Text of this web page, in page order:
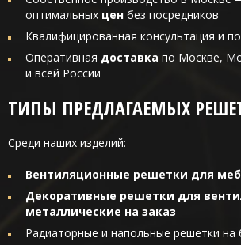
оптимальных цен без посредников
Квалифицированная консультация и
Оперативная доставка по Москве,
и всей России
ТИПЫ ПРЕДЛАГАЕМЫХ
Среди наших изделий:
Вентиляционные решетки для
Декоративные решетки для
металлические на заказ
Радиаторные и напольные решетки на